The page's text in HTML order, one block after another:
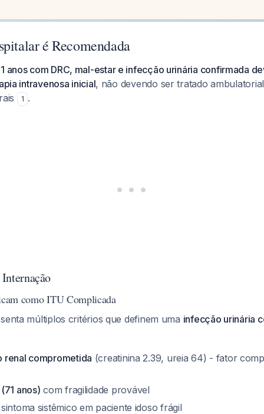
é Recomendada
anos com DRC, mal-estar e infecção urinária confirmada
intravenosa inicial, não devendo ser tratado
1 .
como ITU Complicada
múltiplos critérios que definem uma infecção urinária
renal comprometida (creatinina 2.39, ureia 64) - fator
anos) com fragilidade provável
sistêmico em paciente idoso frágil